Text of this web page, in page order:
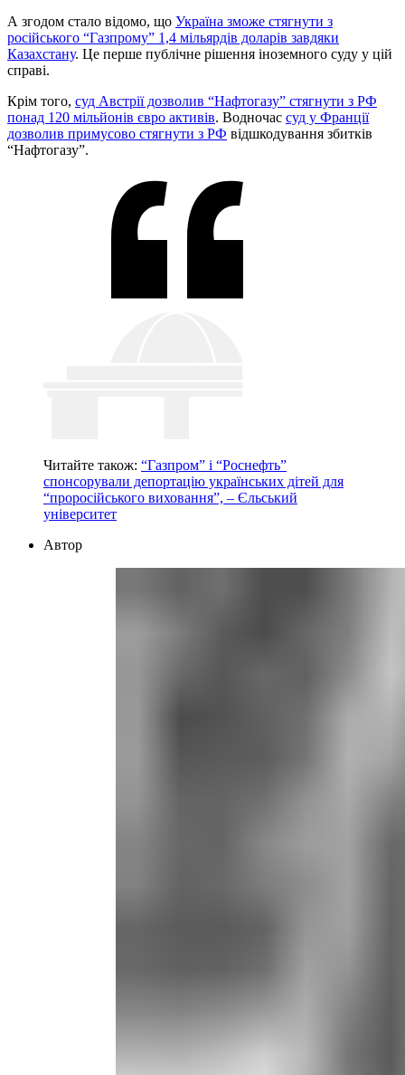
А згодом стало відомо, що Україна зможе стягнути з
російського “Газпрому” 1,4 мільярдів доларів завдяки
Казахстану. Це перше публічне рішення іноземного суду у цій
справі.
Крім того, суд Австрії дозволив “Нафтогазу” стягнути з РФ
понад 120 мільйонів євро активів. Водночас суд у Франції
дозволив примусово стягнути з РФ відшкодування збитків
“Нафтогазу”.
Читайте також: “Газпром” і “Роснефть”
спонсорували депортацію українських дітей для
“проросійського виховання”, – Єльський
університет
Автор